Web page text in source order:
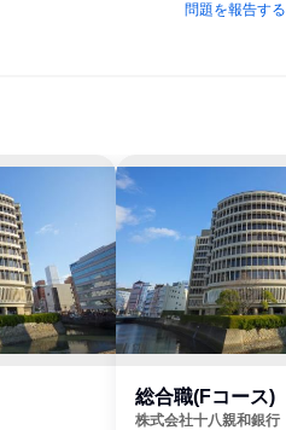
問題を報告する
総合職(Fコース)
株式会社十八親和銀行